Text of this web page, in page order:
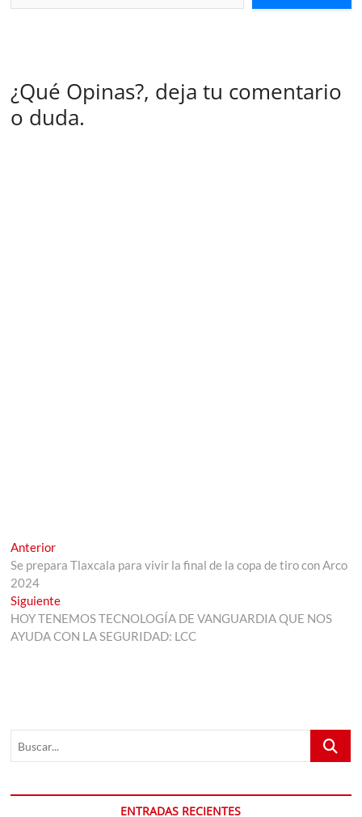
¿Qué Opinas?, deja tu comentario
o duda.
Navegación
de
entradas
AnteriorEntrada
anterior:
Se prepara Tlaxcala para vivir la final de la copa de tiro con Arco
2024
SiguienteEntrada
siguiente:
HOY TENEMOS TECNOLOGÍA DE VANGUARDIA QUE NOS
AYUDA CON LA SEGURIDAD: LCC
Buscar...
ENTRADAS RECIENTES